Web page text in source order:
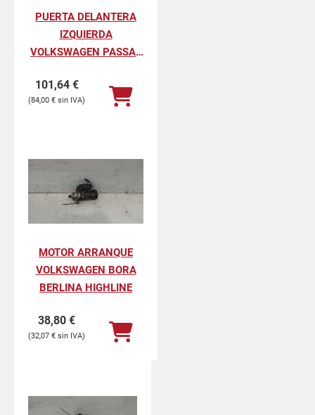
PUERTA DELANTERA
IZQUIERDA
VOLKSWAGEN PASSAT
101,64 €
84,00 €
MOTOR ARRANQUE
VOLKSWAGEN BORA
BERLINA HIGHLINE
38,80 €
32,07 €